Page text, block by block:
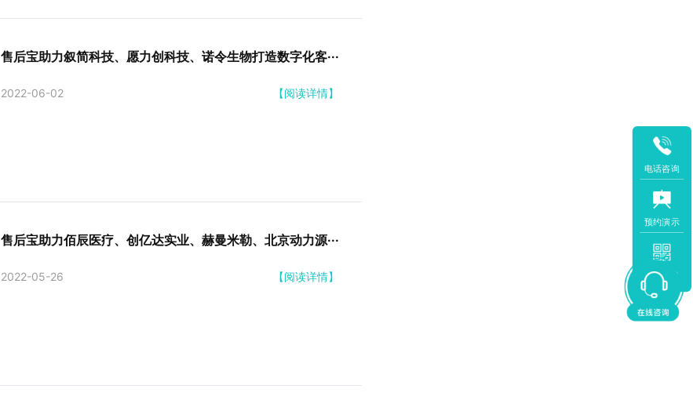
售后宝助力叙简科技、愿力创科技、诺令生物打造数字化客···
2022-06-02 【阅读详情】
售后宝助力佰辰医疗、创亿达实业、赫曼米勒、北京动力源···
2022-05-26 【阅读详情】
电话咨询
预约演示
APP下载